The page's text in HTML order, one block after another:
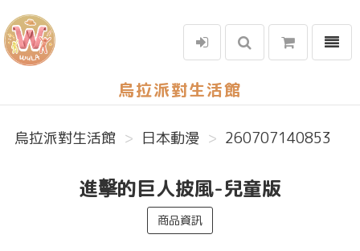
烏拉派對生活館
選單
烏拉派對生活館 日本動漫 260707140853
進擊的巨人披風-兒童版
商品資訊